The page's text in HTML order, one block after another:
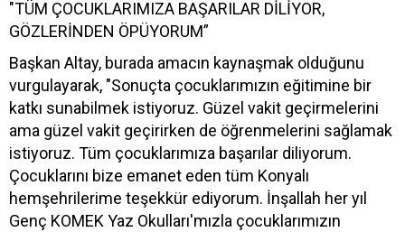
"TÜM ÇOCUKLARIMIZA BAŞARILAR DİLİYOR,
GÖZLERİNDEN ÖPÜYORUM”
Başkan Altay, burada amacın kaynaşmak olduğunu
vurgulayarak, "Sonuçta çocuklarımızın eğitimine bir
katkı sunabilmek istiyoruz. Güzel vakit geçirmelerini
ama güzel vakit geçirirken de öğrenmelerini sağlamak
istiyoruz. Tüm çocuklarımıza başarılar diliyorum.
Çocuklarını bize emanet eden tüm Konyalı
hemşehrilerime teşekkür ediyorum. İnşallah her yıl
Genç KOMEK Yaz Okulları'mızla çocuklarımızın